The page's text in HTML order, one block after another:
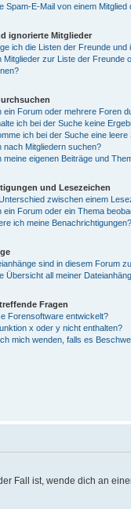
Spam-E-Mail von einem
ignorierte Mitglieder
ich die Listen der Freunde und
Mitglieder zur Liste der Freunde
ein Forum oder mehrere Foren
ich bei der Suche keine
ich bei der Suche eine leere
nach Mitgliedern suchen?
meine eigenen Beiträge und
und Lesezeichen
zwischen einem
ein Forum oder ein Thema
ich meine Benachrichtigungen?
sind in diesem Forum
Übersicht all meiner
Fragen
Forensoftware entwickelt?
x oder y nicht enthalten?
mich wenden, falls es
Fall ist, wende dich an